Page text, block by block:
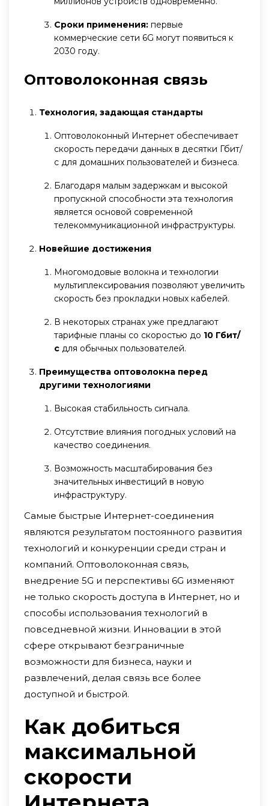
Сроки применения: первые
коммерческие сети 6G могут появиться к
2030 году.
Оптоволоконная связь
Технология, задающая стандарты
Оптоволоконный Интернет обеспечивает
скорость передачи данных в десятки Гбит/
с для домашних пользователей и бизнеса.
Благодаря малым задержкам и высокой
пропускной способности эта технология
является основой современной
телекоммуникационной инфраструктуры.
Новейшие достижения
Многомодовые волокна и технологии
мультиплексирования позволяют увеличить
скорость без прокладки новых кабелей.
В некоторых странах уже предлагают
тарифные планы со скоростью до 10 Гбит/
с для обычных пользователей.
Преимущества оптоволокна перед
другими технологиями
Высокая стабильность сигнала.
Отсутствие влияния погодных условий на
качество соединения.
Возможность масштабирования без
значительных инвестиций в новую
инфраструктуру.
Самые быстрые Интернет-соединения
являются результатом постоянного развития
технологий и конкуренции среди стран и
компаний. Оптоволоконная связь,
внедрение 5G и перспективы 6G изменяют
не только скорость доступа в Интернет, но и
способы использования технологий в
повседневной жизни. Инновации в этой
сфере открывают безграничные
возможности для бизнеса, науки и
развлечений, делая связь все более
доступной и быстрой.
Как добиться
максимальной
скорости